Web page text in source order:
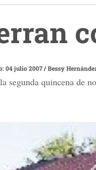
04 julio 2007/Bessy
segunda quincena de